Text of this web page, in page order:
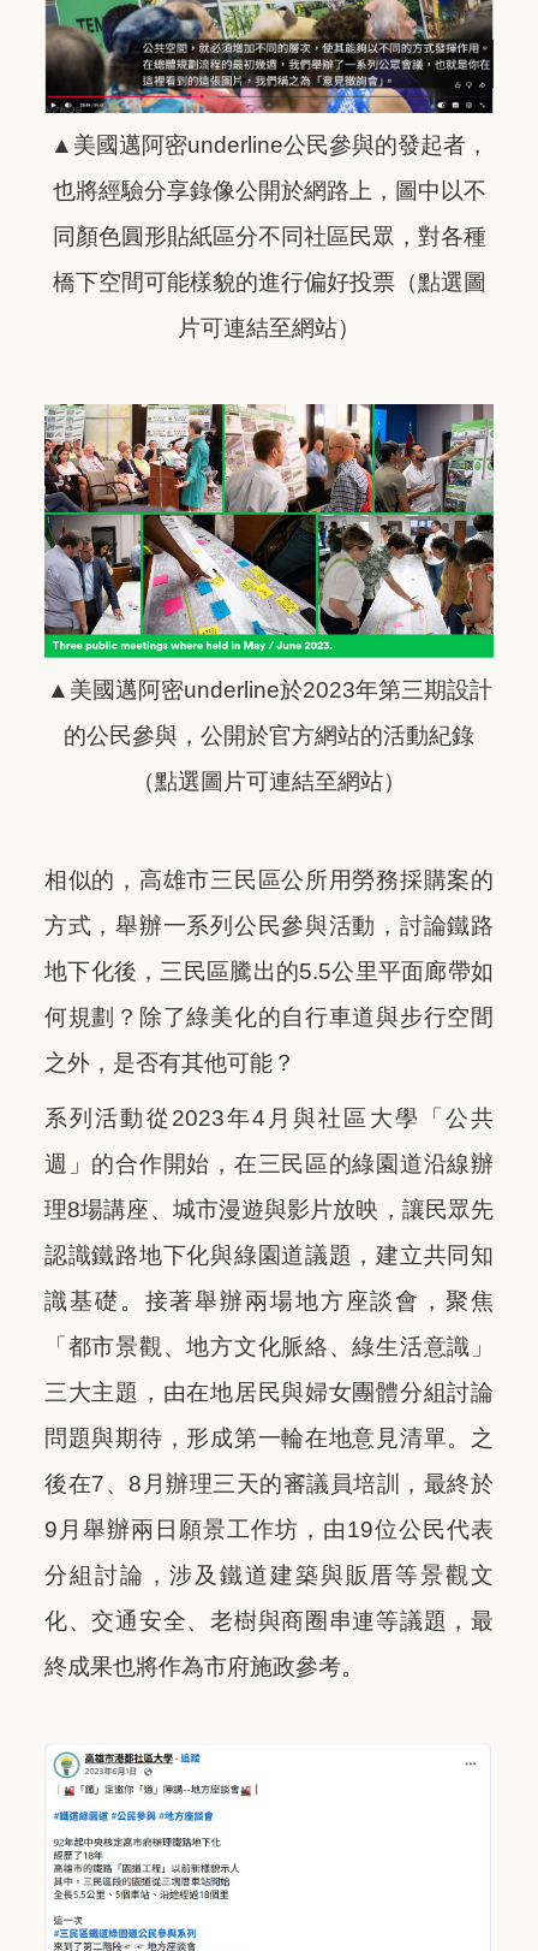
▲美國邁阿密underline公民參與的發起者，
也將經驗分享錄像公開於網路上，圖中以不
同顏色圓形貼紙區分不同社區民眾，對各種
橋下空間可能樣貌的進行偏好投票（點選圖
片可連結至網站）
▲美國邁阿密underline於2023年第三期設計
的公民參與，公開於官方網站的活動紀錄
（點選圖片可連結至網站）
相似的，高雄市三民區公所用勞務採購案的
方式，舉辦一系列公民參與活動，討論鐵路
地下化後，三民區騰出的5.5公里平面廊帶如
何規劃？除了綠美化的自行車道與步行空間
之外，是否有其他可能？
系列活動從2023年4月與社區大學「公共
週」的合作開始，在三民區的綠園道沿線辦
理8場講座、城市漫遊與影片放映，讓民眾先
認識鐵路地下化與綠園道議題，建立共同知
識基礎。接著舉辦兩場地方座談會，聚焦
「都市景觀、地方文化脈絡、綠生活意識」
三大主題，由在地居民與婦女團體分組討論
問題與期待，形成第一輪在地意見清單。之
後在7、8月辦理三天的審議員培訓，最終於
9月舉辦兩日願景工作坊，由19位公民代表
分組討論，涉及鐵道建築與販厝等景觀文
化、交通安全、老樹與商圈串連等議題，最
終成果也將作為市府施政參考。